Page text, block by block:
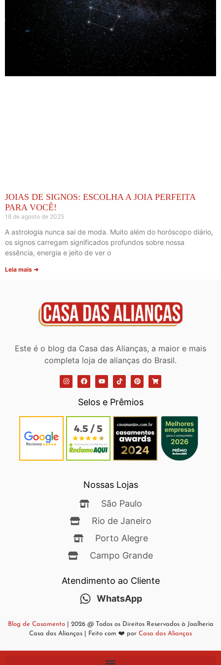
JOIAS DE SIGNOS: ESCOLHA A JOIA PERFEITA
PARA VOCÊ!
18 de agosto de 2025
A astrologia nunca sai de moda. Muito além do horóscopo diário,
os signos carregam significados profundos sobre nossa
essência, energia e jeito de ver o
Leia mais ➜
Este é o blog da Casa das Alianças, a maior e mais
completa loja de alianças do Brasil.
Selos e Prêmios
Nossas Lojas
São Paulo
Rio de Janeiro
Porto Alegre
Campo Grande
Atendimento ao Cliente
WhatsApp
Blog de Casamento| 2026 @ Todos os Direitos Reservados à Joalheria
Casa das Alianças | Feito com ❤️ por Casa das Alianças